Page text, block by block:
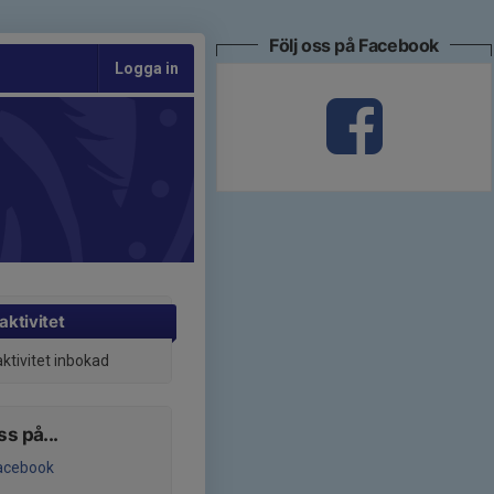
Logga in
inbokad
på...
Följ oss på Facebook